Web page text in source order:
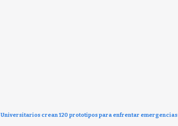
Universitarios crean 120 prototipos para enfrentar emergencias